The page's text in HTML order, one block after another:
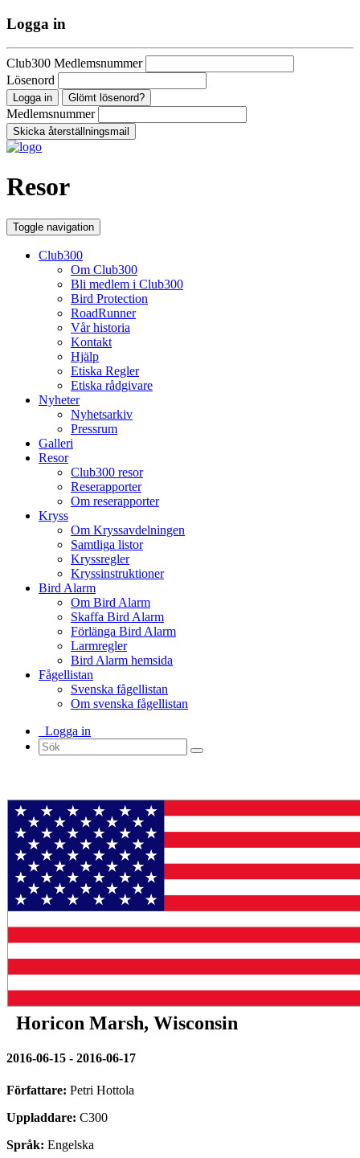
Logga in
Club300 Medlemsnummer
Lösenord
Glömt lösenord?
Medlemsnummer
Resor
Toggle navigation
Club300
Om Club300
Bli medlem i Club300
Bird Protection
RoadRunner
Vår historia
Kontakt
Hjälp
Etiska Regler
Etiska rådgivare
Nyheter
Nyhetsarkiv
Pressrum
Galleri
Resor
Club300 resor
Reserapporter
Om reserapporter
Kryss
Om Kryssavdelningen
Samtliga listor
Kryssregler
Kryssinstruktioner
Bird Alarm
Om Bird Alarm
Skaffa Bird Alarm
Förlänga Bird Alarm
Larmregler
Bird Alarm hemsida
Fågellistan
Svenska fågellistan
Om svenska fågellistan
Logga in
Horicon Marsh, Wisconsin
2016-06-15 - 2016-06-17
Författare: Petri Hottola
Uppladdare: C300
Språk: Engelska